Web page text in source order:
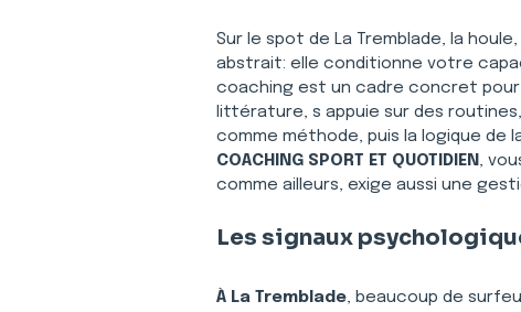
Sur le spot de La Tremblade, la
abstrait: elle conditionne votre
coaching est un cadre concret pour
littérature, s appuie sur des
comme méthode, puis la logique de
COACHING SPORT ET QUOTIDIEN ,
comme ailleurs, exige aussi une
Les signaux
À La Tremblade, beaucoup de